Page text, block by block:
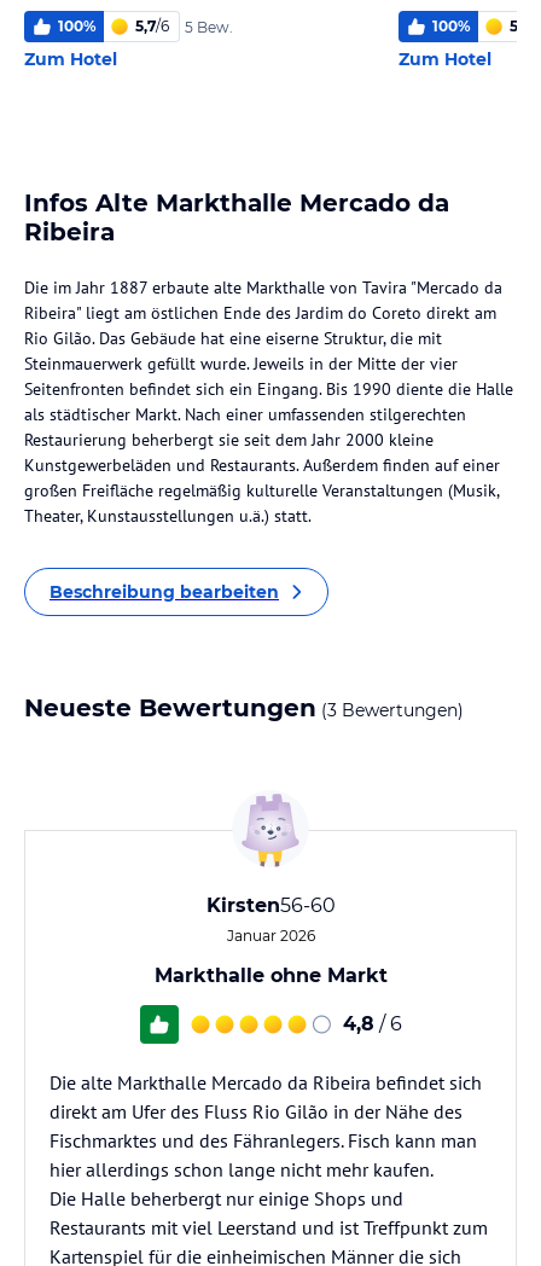
100% 5,7/6 5 Bew.
Zum Hotel
100% 5
Zum Hotel
Infos Alte Markthalle Mercado da
Ribeira
Die im Jahr 1887 erbaute alte Markthalle von Tavira "Mercado da
Ribeira" liegt am östlichen Ende des Jardim do Coreto direkt am
Rio Gilão. Das Gebäude hat eine eiserne Struktur, die mit
Steinmauerwerk gefüllt wurde. Jeweils in der Mitte der vier
Seitenfronten befindet sich ein Eingang. Bis 1990 diente die Halle
als städtischer Markt. Nach einer umfassenden stilgerechten
Restaurierung beherbergt sie seit dem Jahr 2000 kleine
Kunstgewerbeläden und Restaurants. Außerdem finden auf einer
großen Freifläche regelmäßig kulturelle Veranstaltungen (Musik,
Theater, Kunstausstellungen u.ä.) statt.
Beschreibung bearbeiten
Neueste Bewertungen (3 Bewertungen)
Kirsten56-60
Januar 2026
Markthalle ohne Markt
4,8 / 6
Die alte Markthalle Mercado da Ribeira befindet sich
direkt am Ufer des Fluss Rio Gilão in der Nähe des
Fischmarktes und des Fähranlegers. Fisch kann man
hier allerdings schon lange nicht mehr kaufen.
Die Halle beherbergt nur einige Shops und
Restaurants mit viel Leerstand und ist Treffpunkt zum
Kartenspiel für die einheimischen Männer die sich